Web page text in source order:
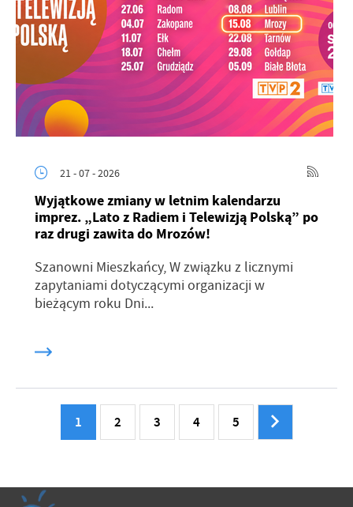
21 - 07 - 2026
Wyjątkowe zmiany w letnim kalendarzu
imprez. „Lato z Radiem i Telewizją Polską” po
raz drugi zawita do Mrozów!
Szanowni Mieszkańcy, W związku z licznymi
zapytaniami dotyczącymi organizacji w
bieżącym roku Dni...
1 2 3 4 5